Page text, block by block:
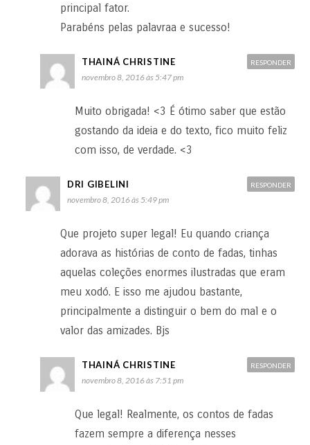
principal fator.
Parabéns pelas palavraa e sucesso!
THAINÁ CHRISTINE
novembro 8, 2016 às 5:47 pm
Muito obrigada! <3 É ótimo saber que estão
gostando da ideia e do texto, fico muito feliz
com isso, de verdade. <3
RESPONDER
DRI GIBELINI
novembro 8, 2016 às 5:49 pm
Que projeto super legal! Eu quando criança
adorava as histórias de conto de fadas, tinhas
aquelas coleções enormes ilustradas que eram
meu xodó. E isso me ajudou bastante,
principalmente a distinguir o bem do mal e o
valor das amizades. Bjs
RESPONDER
THAINÁ CHRISTINE
novembro 8, 2016 às 7:51 pm
Que legal! Realmente, os contos de fadas
fazem sempre a diferença nesses
RESPONDER